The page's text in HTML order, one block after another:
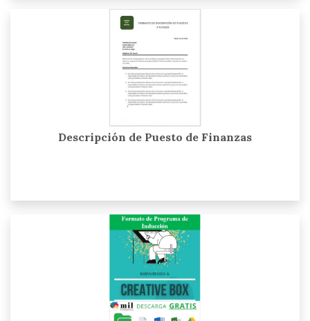
Descripción de Puesto de Finanzas